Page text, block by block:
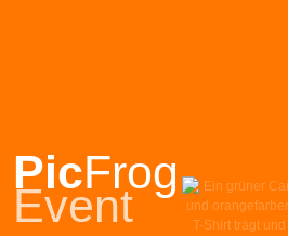
PicFrog
Event